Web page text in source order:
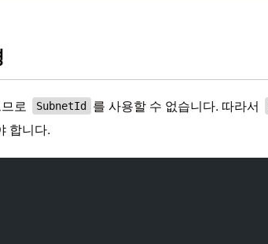
로 SubnetId 를 사용할 수 없습니다. 따라서
합니다.